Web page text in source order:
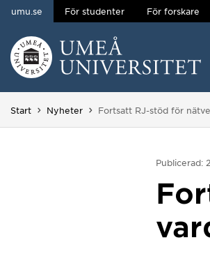
Hoppa direkt till innehållet
umu.se För studenter För forskare
Start Nyheter Du är här:
Fortsatt RJ-stöd för
Publicerad: